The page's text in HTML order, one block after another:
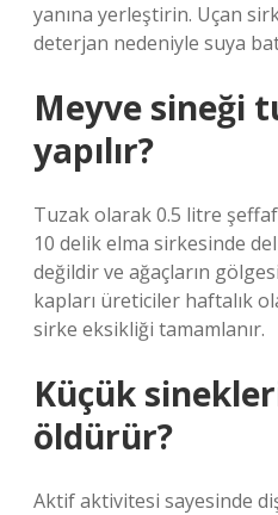
yanına yerleştirin. Uçan
deterjan nedeniyle suya
Meyve sineği
yapılır?
Tuzak olarak 0.5 litre
10 delik elma sirkesinde
değildir ve ağaçların
kapları üreticiler haftalık
sirke eksikliği tamamlanır.
Küçük
öldürür?
Aktif aktivitesi sayesinde